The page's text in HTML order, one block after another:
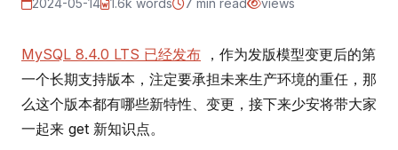
2024-05-14 1.6k words 7 min read views
MySQL 8.4.0 LTS 已经发布 ，作为发版模型变更后的第
一个长期支持版本，注定要承担未来生产环境的重任，那
么这个版本都有哪些新特性、变更，接下来少安将带大家
一起来 get 新知识点。